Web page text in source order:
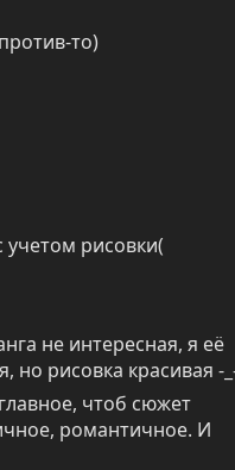
то)
учетом рисовки(
не интересная, я её
но рисовка красивая -
чтоб сюжет
романтичное. И